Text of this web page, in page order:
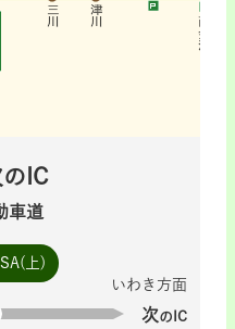
IC
車道
上)
いわき方面
次のIC